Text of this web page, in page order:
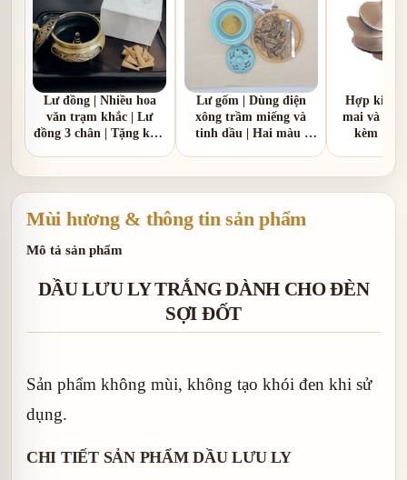
Lư đồng | Nhiều hoa
văn trạm khắc | Lư
đồng 3 chân | Tặng kèm
Lư gốm | Dùng điện
xông trầm miếng và
tinh dầu | Hai màu |
Hợp kim |
mai và hoa
kèm 1
Mùi hương & thông tin sản phẩm
Mô tả sản phẩm
DẦU LƯU LY TRẮNG DÀNH CHO ĐÈN
SỢI ĐỐT
Sản phẩm không mùi, không tạo khói đen khi sử
dụng.
CHI TIẾT SẢN PHẨM DẦU LƯU LY